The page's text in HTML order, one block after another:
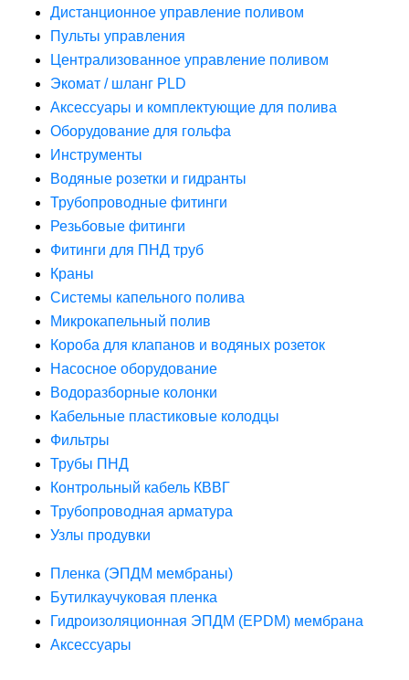
Дистанционное управление поливом
Пульты управления
Централизованное управление поливом
Экомат / шланг PLD
Аксессуары и комплектующие для полива
Оборудование для гольфа
Инструменты
Водяные розетки и гидранты
Трубопроводные фитинги
Резьбовые фитинги
Фитинги для ПНД труб
Краны
Системы капельного полива
Микрокапельный полив
Короба для клапанов и водяных розеток
Насосное оборудование
Водоразборные колонки
Кабельные пластиковые колодцы
Фильтры
Трубы ПНД
Контрольный кабель КВВГ
Трубопроводная арматура
Узлы продувки
Пленка (ЭПДМ мембраны)
Бутилкаучуковая пленка
Гидроизоляционная ЭПДМ (EPDM) мембрана
Аксессуары